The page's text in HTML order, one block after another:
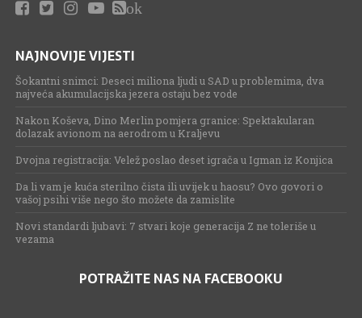
ok
NAJNOVIJE VIJESTI
Šokantni snimci: Deseci miliona ljudi u SAD u problemima, dva
najveća akumulacijska jezera ostaju bez vode
Nakon Koševa, Dino Merlin pomjera granice: Spektakularan
dolazak avionom na aerodrom u Kraljevu
Dvojna registracija: Velež poslao deset igrača u Igman iz Konjica
Da li vam je kuća sterilno čista ili uvijek u haosu? Ovo govori o
vašoj psihi više nego što možete da zamislite
Novi standardi ljubavi: 7 stvari koje generacija Z ne toleriše u
vezama
POTRAŽITE NAS NA FACEBOOKU